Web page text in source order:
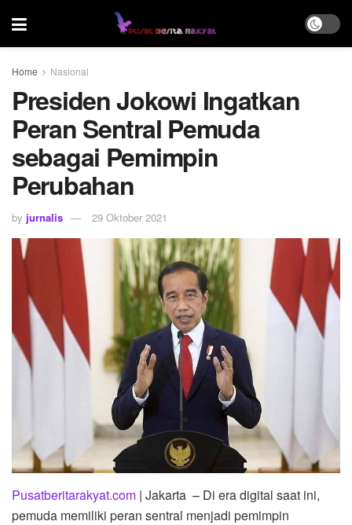
Home Nasional
Presiden Jokowi Ingatkan
Peran Sentral Pemuda
sebagai Pemimpin
Perubahan
by jurnalis 29 Oktober 2021
Pusatberitarakyat.com | Jakarta – Di era digital saat ini,
pemuda memiliki peran sentral menjadi pemimpin